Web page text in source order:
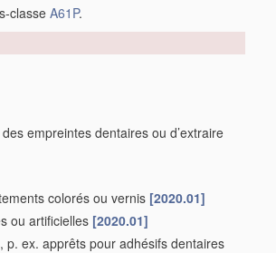
classe A61P.
empreintes dentaires ou d’extraire
colorés ou vernis [2020.01]
ou artificielles [2020.01]
ex. apprêts pour adhésifs dentaires